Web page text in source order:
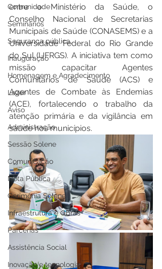
Comunidade
Seminários
Segurança pública
Inauguração
Homenagem e Agradecimento
Lazer
Aviso
Administração
Sessão Solene
Comunicação
Nota Pública
Cerimônia Solene
Infraestrutura e Obras
Parcerias
Assistência Social
Inovação e tecnologia
entre o Ministério da Saúde, o
Conselho Nacional de Secretarias
Municipais de Saúde (CONASEMS) e a
Universidade Federal do Rio Grande
do Sul (UFRGS). A iniciativa tem como
missão capacitar Agentes
Comunitários de Saúde (ACS) e
Agentes de Combate às Endemias
(ACE), fortalecendo o trabalho da
atenção primária e da vigilância em
saúde nos municípios.